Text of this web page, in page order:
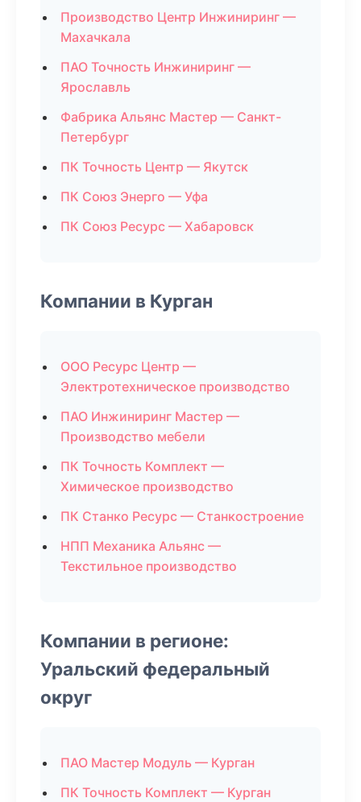
Производство Центр Инжиниринг —
Махачкала
ПАО Точность Инжиниринг —
Ярославль
Фабрика Альянс Мастер — Санкт-
Петербург
ПК Точность Центр — Якутск
ПК Союз Энерго — Уфа
ПК Союз Ресурс — Хабаровск
Компании в Курган
ООО Ресурс Центр —
Электротехническое производство
ПАО Инжиниринг Мастер —
Производство мебели
ПК Точность Комплект —
Химическое производство
ПК Станко Ресурс — Станкостроение
НПП Механика Альянс —
Текстильное производство
Компании в регионе:
Уральский федеральный
округ
ПАО Мастер Модуль — Курган
ПК Точность Комплект — Курган